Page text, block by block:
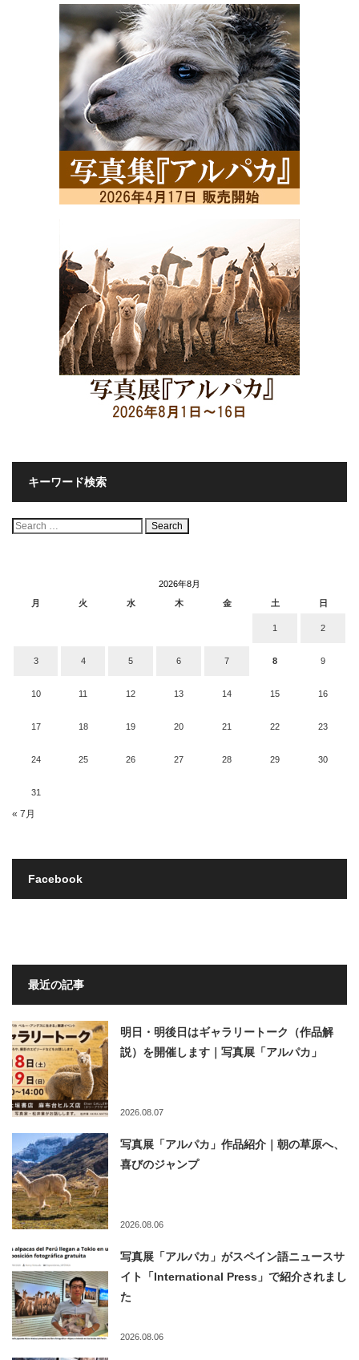
キーワード検索
検
索:
2026年8月
月
火 水 木 金 土 日
1 2
3 4 5 6 7 8 9
10 11 12 13 14 15 16
17 18 19 20 21 22 23
24 25 26 27 28 29 30
31
« 7月
Facebook
最近の記事
明日・明後日はギャラリートーク（作品解
説）を開催します｜写真展「アルパカ」
2026.08.07
写真展「アルパカ」作品紹介｜朝の草原へ、
喜びのジャンプ
2026.08.06
写真展「アルパカ」がスペイン語ニュースサ
イト「International Press」で紹介されまし
た
2026.08.06